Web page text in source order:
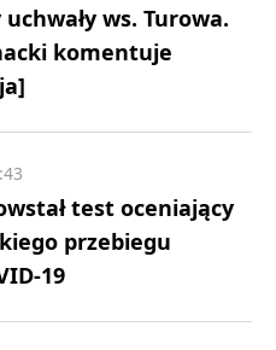
ws. Turowa.
komentuje
test oceniający
przebiegu
19